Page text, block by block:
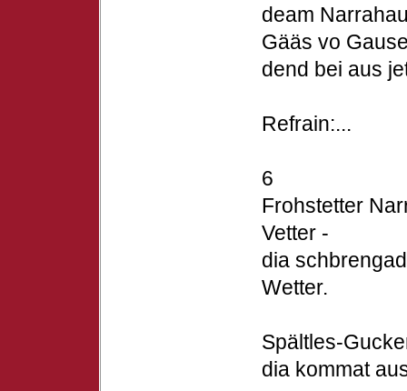
deam
Gääs vo
dend bei aus
Refrain:...
6
Frohstetter
Vetter -
dia
Wetter.
Spältles-
dia kommat